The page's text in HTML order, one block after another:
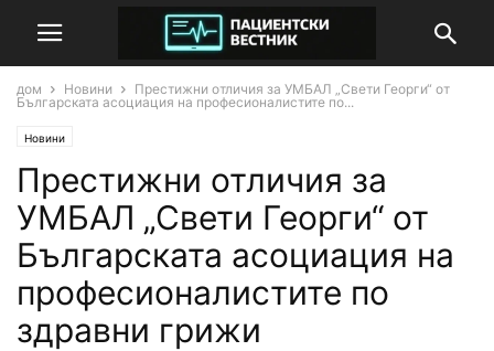
дом Новини
Престижни отличия за УМБАЛ „Свети Георги“ от
Българската асоциация на професионалистите по...
Новини
Престижни отличия за
УМБАЛ „Свети Георги“ от
Българската асоциация на
професионалистите по
здравни грижи